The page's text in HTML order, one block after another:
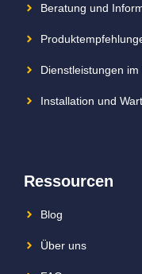
Beratung und
Dienstleistungen
Installation und
Ressourcen
Blog
Über uns